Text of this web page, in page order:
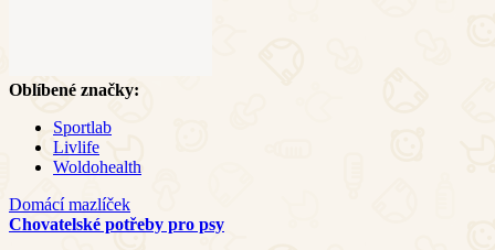
Oblíbené značky:
Sportlab
Livlife
Woldohealth
Domácí mazlíček
Chovatelské potřeby pro psy